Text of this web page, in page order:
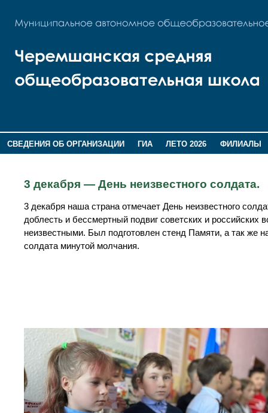
СВЕДЕНИЯ ОБ ОРГАНИЗАЦИИ ГИА ЛЕТО 2026
ФИЛИАЛЫ
3 декабря — День неизвестного солдата.
3 декабря наша страна отмечает День неизвестного
доблесть и бессмертный подвиг советских и российских
неизвестными. Был подготовлен стенд Памяти, а так же
солдата минутой молчания.